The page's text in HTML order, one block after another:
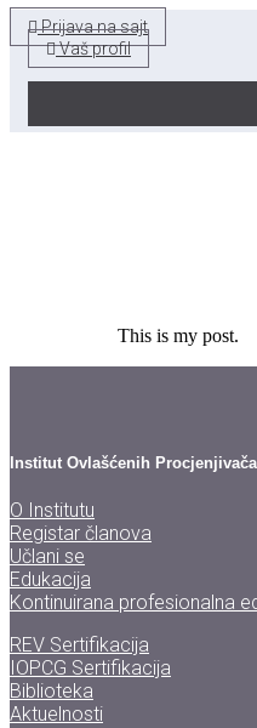
Skip
to
content
Prijava na sajt
Vaš profil
This is my post.
Institut Ovlašćenih
O Institutu
Registar članova
Učlani se
Edukacija
Kontinuirana profesionalna
REV Sertifikacija
IOPCG Sertifikacija
Biblioteka
Aktuelnosti